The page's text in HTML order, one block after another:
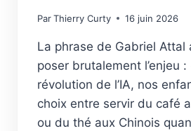
ParThierry Curty 16 juin 2026
La phrase de Gabriel Attal
poser brutalement l’enjeu
révolution de l’IA, nos
choix entre servir du café
ou du thé aux Chinois